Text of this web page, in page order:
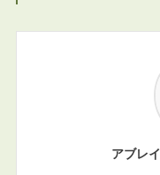
アブレ